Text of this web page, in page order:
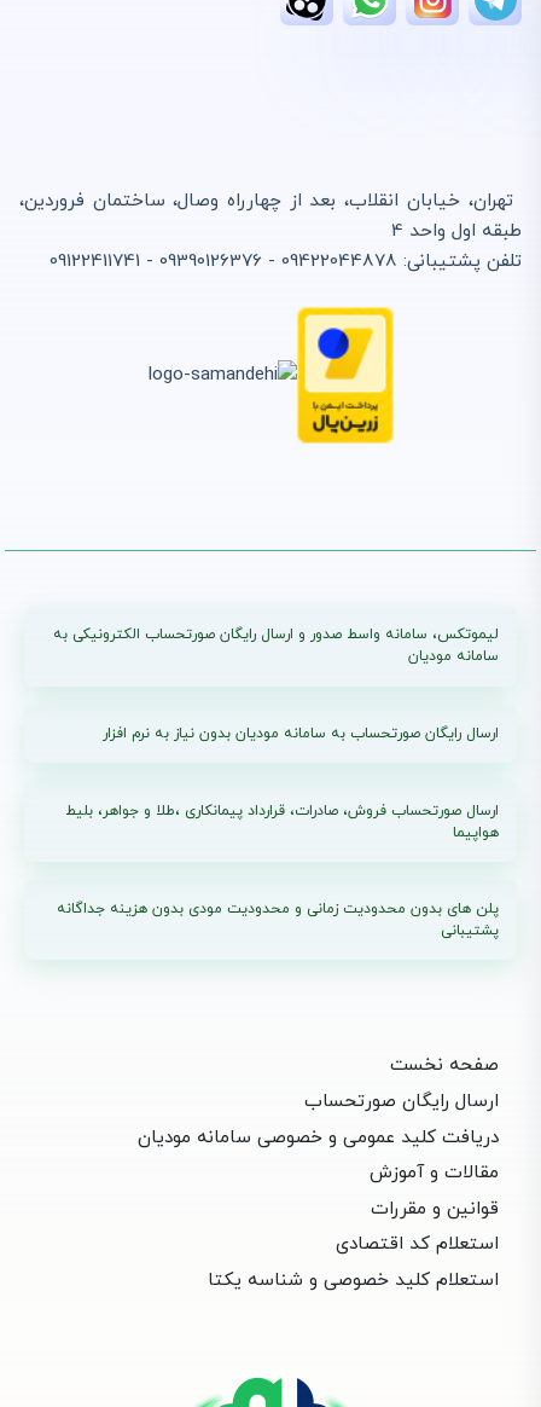
تهران، خیابان انقلاب، بعد از چهارراه وصال، ساختمان فروردین،
طبقه اول واحد 4
تلفن پشتیبانی: 09422044878 - 09390126376 - 09122411741
لیموتکس، سامانه واسط صدور و ارسال رایگان صورتحساب الکترونیکی به
سامانه مودیان
ارسال رایگان صورتحساب به سامانه مودیان بدون نیاز به نرم افزار
ارسال صورتحساب فروش، صادرات، قرارداد پیمانکاری ،طلا و جواهر، بلیط
هواپیما
پلن های بدون محدودیت زمانی و محدودیت مودی بدون هزینه جداگانه
پشتیبانی
صفحه نخست
ارسال رایگان صورتحساب
دریافت کلید عمومی و خصوصی سامانه مودیان
مقالات و آموزش
قوانین و مقررات
استعلام کد اقتصادی
استعلام کلید خصوصی و شناسه یکتا